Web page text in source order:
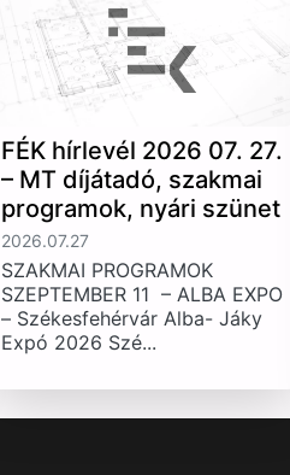
FÉK hírlevél 2026 07. 27.
– MT díjátadó, szakmai
programok, nyári szünet
2026.07.27
SZAKMAI PROGRAMOK
SZEPTEMBER 11 – ALBA EXPO
– Székesfehérvár Alba- Jáky
Expó 2026 Szé...